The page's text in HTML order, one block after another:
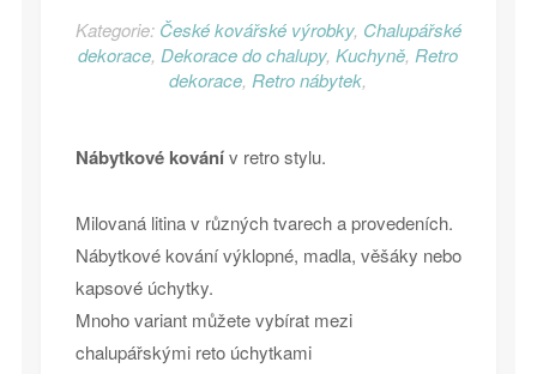
Kategorie: České kovářské výrobky, Chalupářské
dekorace, Dekorace do chalupy,Kuchyně, Retro
dekorace, Retro nábytek,
Nábytkové kovánív retro stylu.
Milovaná litina v různých tvarech a provedeních.
Nábytkové kování výklopné, madla, věšáky nebo
kapsové úchytky.
Mnoho variant můžete vybírat mezi
chalupářskými reto úchytkami